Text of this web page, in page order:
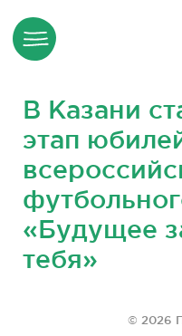
В Казани
этап
«Будущее
тебя»
© 2026